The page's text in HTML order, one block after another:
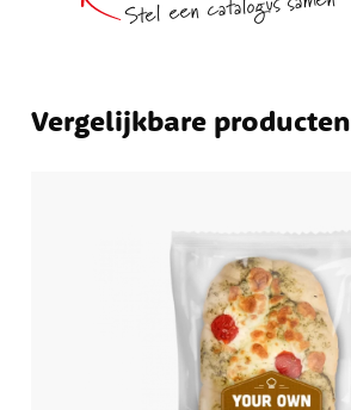
Vergelijkbare producten